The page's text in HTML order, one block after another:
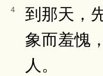
4
到那天，
象而羞愧
人。